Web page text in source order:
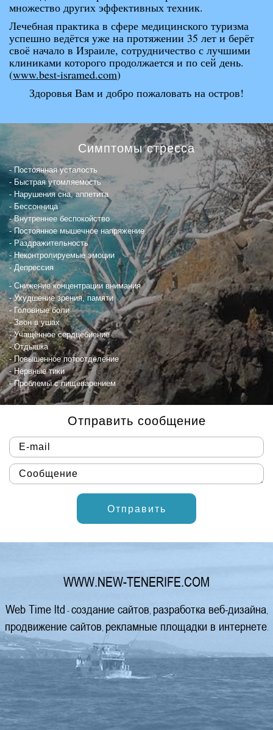
множество других эффективных техник.
Лечебная практика в сфере медицинского туризма
успешно ведётся уже на протяжении 35 лет и берёт
своё начало в Израиле, сотрудничество с лучшими
клиниками которого продолжается и по сей день.
(www.best-isramed.com)
Здоровья Вам и добро пожаловать на остров!
Симптомы стресса
Постоянная усталость
Быстрая утомляемость
Нарушения сна, аппетита
Бессонница
Внутреннее беспокойство
Постоянное мышечное напряжение
Раздражительность
Неконтролируемые эмоции
Депрессия
Cнижение концентрации внимания
Ухудшение зрения, памяти
Головные боли
Звон в ушах
Учащённое сердцебиение
Отдышка
Повышенное потоотделение
Нервные тики
Проблемы с пищеварением
Отправить сообщение
WWW.NEW-TENERIFE.COM
Web Time ltd -создание сайтов разработка веб-дизайна
продвижение сайтов рекламные площадки в интернете.